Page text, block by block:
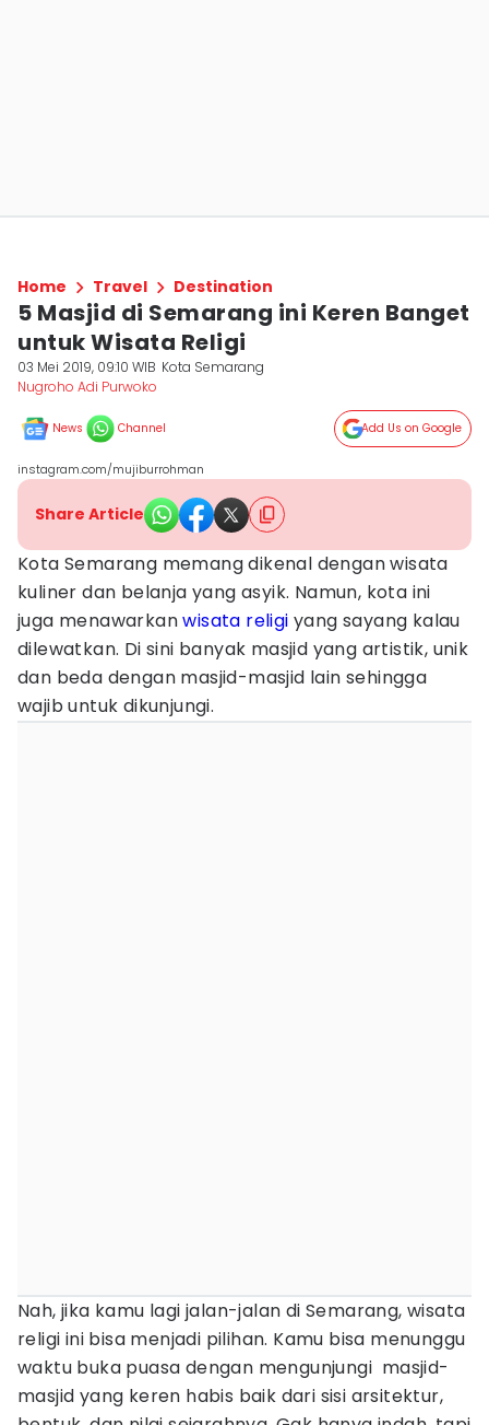
Home Travel Destination
5 Masjid di Semarang ini Keren Banget
untuk Wisata Religi
03 Mei 2019, 09:10 WIB Kota Semarang
Nugroho Adi Purwoko
News Channel Add Us on Google
instagram.com/mujiburrohman
Share Article
Kota Semarang memang dikenal dengan wisata
kuliner dan belanja yang asyik. Namun, kota ini
juga menawarkanwisata religi yang sayang kalau
dilewatkan. Di sini banyak masjid yang artistik, unik
dan beda dengan masjid-masjid lain sehingga
wajib untuk dikunjungi.
Nah, jika kamu lagi jalan-jalan di Semarang, wisata
religi ini bisa menjadi pilihan. Kamu bisa menunggu
waktu buka puasa dengan mengunjungi masjid-
masjid yang keren habis baik dari sisi arsitektur,